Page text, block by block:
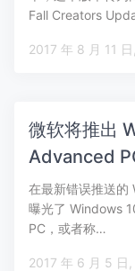
Fall Creators
微软将推出
Advanced
在最新错误推送的
曝光了 Windows
PC，或者称…